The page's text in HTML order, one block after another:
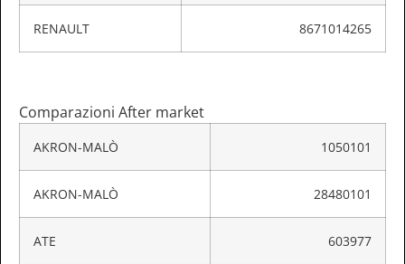
RENAULT 8671014265
Comparazioni After market
AKRON-MALÒ 1050101
AKRON-MALÒ 28480101
ATE 603977